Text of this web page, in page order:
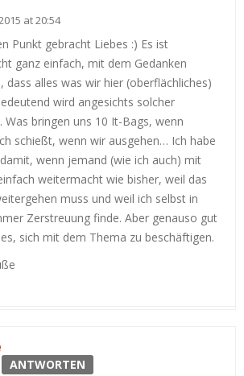
at 20:54
Punkt gebracht Liebes :) Es ist
ganz einfach, mit dem Gedanken
dass alles was wir hier (oberflächliches)
wird angesichts solcher
Was bringen uns 10 It-Bags, wenn
schießt, wenn wir ausgehen… Ich habe
wenn jemand (wie ich auch) mit
weitermacht wie bisher, weil das
muss und weil ich selbst in
Zerstreuung finde. Aber genauso gut
sich mit dem Thema zu beschäftigen.
ANTWORTEN